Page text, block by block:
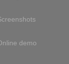
demo